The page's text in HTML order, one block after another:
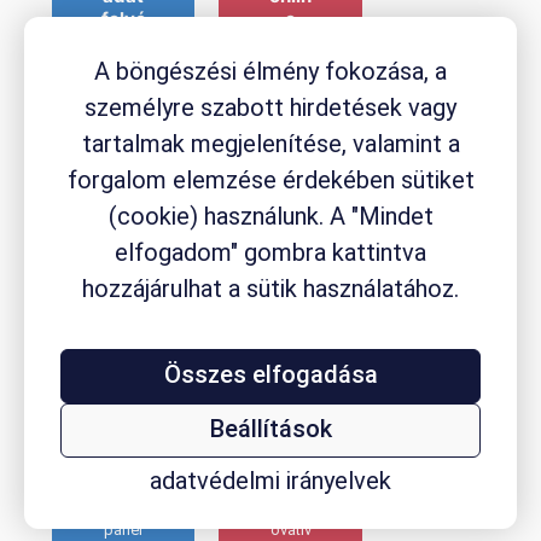
A böngészési élmény fokozása, a
személyre szabott hirdetések vagy
tartalmak megjelenítése, valamint a
forgalom elemzése érdekében sütiket
(cookie) használunk. A "Mindet
elfogadom" gombra kattintva
hozzájárulhat a sütik használatához.
Összes elfogadása
Beállítások
adatvédelmi irányelvek
felvé
(Net
l)
Lakos
sági,
orszá
gosan
reprez
entatív
felmér
online
panel
e
htgy
űjtés
n
gond
k,
honna
n
zódik
célcs
oport
od?
Kérde
zd
őket a
ovatív